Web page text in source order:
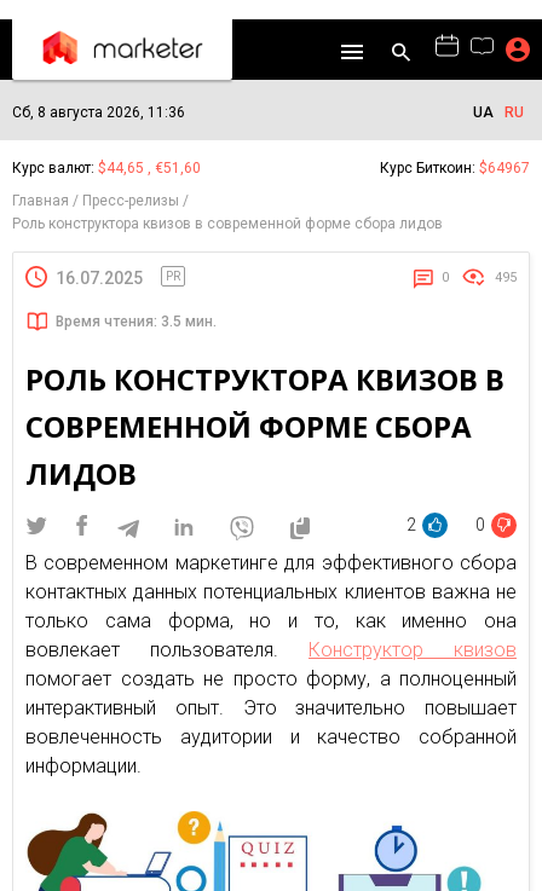
Сб, 8 августа 2026, 11:36 UA RU
Курс валют: $44,65 , €51,60 Курс Биткоин: $64967
Главная
Пресс-релизы
Роль конструктора квизов в современной форме сбора лидов
16.07.2025 PR 0 495
Время чтения: 3.5 мин.
РОЛЬ КОНСТРУКТОРА КВИЗОВ В
СОВРЕМЕННОЙ ФОРМЕ СБОРА
ЛИДОВ
2 0
В современном маркетинге для эффективного сбора
контактных данных потенциальных клиентов важна не
только сама форма, но и то, как именно она
вовлекает пользователя. Конструктор квизов
помогает создать не просто форму, а полноценный
интерактивный опыт. Это значительно повышает
вовлеченность аудитории и качество собранной
информации.